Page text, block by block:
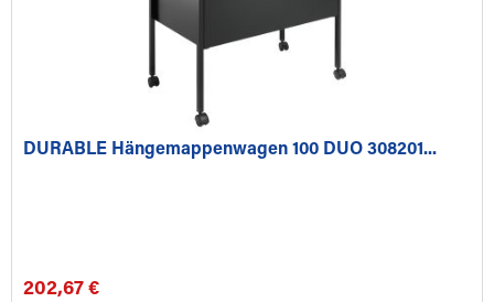
DURABLE Hängemappenwagen 100 DUO 308201...
202,67 €